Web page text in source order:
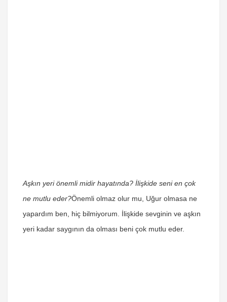
Aşkın yeri önemli midir hayatında? İlişkide seni en çok
ne mutlu eder?Önemli olmaz olur mu, Uğur olmasa ne
yapardım ben, hiç bilmiyorum. İlişkide sevginin ve aşkın
yeri kadar saygının da olması beni çok mutlu eder.